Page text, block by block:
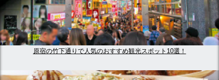
原宿の竹下通りで人気のおすすめ観光スポット10選！